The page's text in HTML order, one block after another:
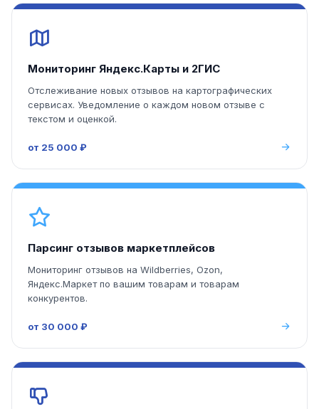
Мониторинг Яндекс.Карты и 2ГИС
Отслеживание новых отзывов на картографических
сервисах. Уведомление о каждом новом отзыве с
текстом и оценкой.
от 25 000 ₽
Парсинг отзывов маркетплейсов
Мониторинг отзывов на Wildberries, Ozon,
Яндекс.Маркет по вашим товарам и товарам
конкурентов.
от 30 000 ₽